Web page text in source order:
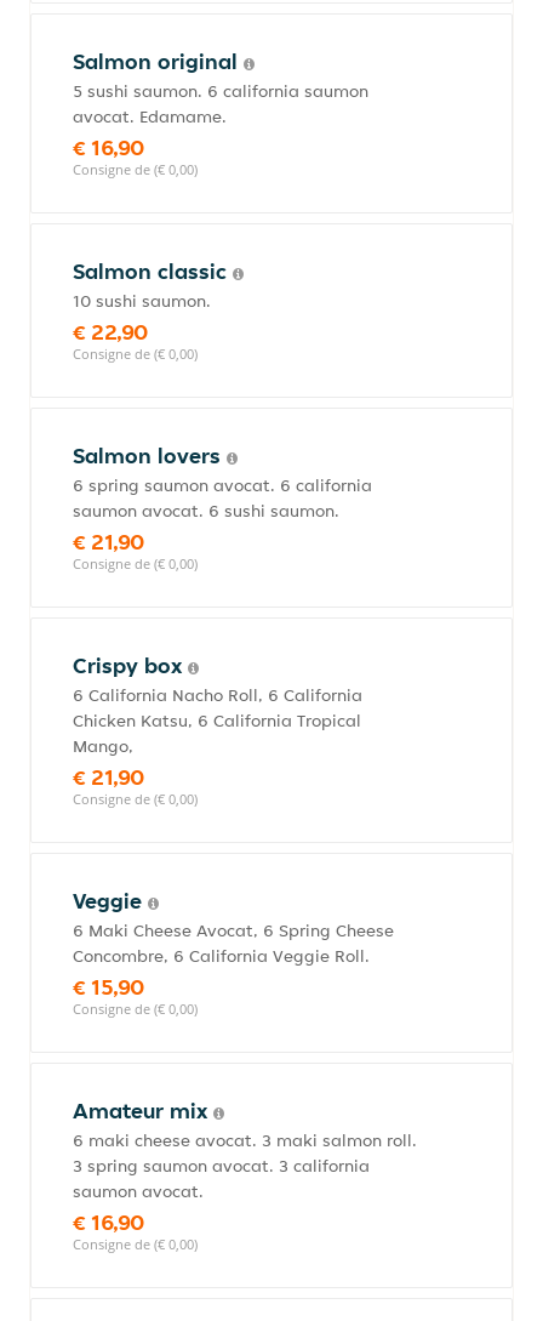
Salmon original
5 sushi saumon. 6 california saumon
avocat. Edamame.
€ 16,90
Consigne de (€ 0,00)
Salmon classic
10 sushi saumon.
€ 22,90
Consigne de (€ 0,00)
Salmon lovers
6 spring saumon avocat. 6 california
saumon avocat. 6 sushi saumon.
€ 21,90
Consigne de (€ 0,00)
Crispy box
6 California Nacho Roll, 6 California
Chicken Katsu, 6 California Tropical
Mango,
€ 21,90
Consigne de (€ 0,00)
Veggie
6 Maki Cheese Avocat, 6 Spring Cheese
Concombre, 6 California Veggie Roll.
€ 15,90
Consigne de (€ 0,00)
Amateur mix
6 maki cheese avocat. 3 maki salmon roll.
3 spring saumon avocat. 3 california
saumon avocat.
€ 16,90
Consigne de (€ 0,00)